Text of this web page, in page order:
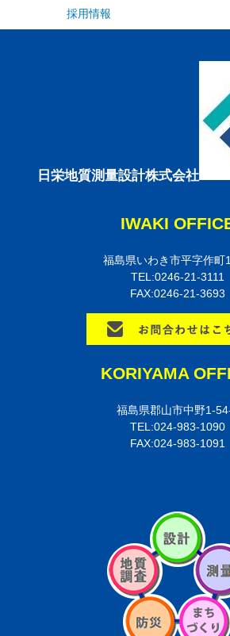
採用情報
日栄地質測量設計株式会社
IWAKI
福島県いわき市平字作町
TEL:0246-21-3111
FAX:0246-21-3693
KORIYAMA
福島県郡山市中野1-
TEL:024-983-1090
FAX:024-983-1091